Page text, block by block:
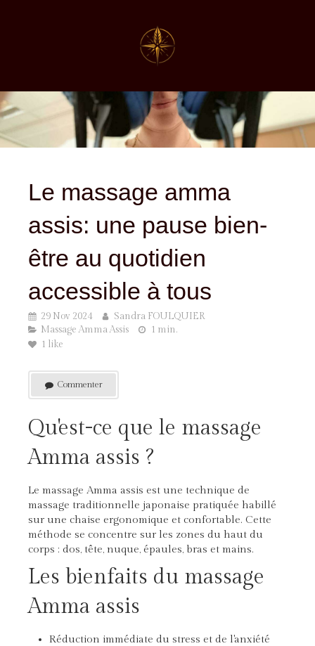
Le massage amma
assis: une pause bien-
être au quotidien
accessible à tous
29 Nov 2024
Sandra FOULQUIER
Massage Amma Assis
1 min.
1 like
Commenter
Qu'est-ce que le massage
Amma assis ?
Le massage Amma assis est une technique de
massage traditionnelle japonaise pratiquée habillé
sur une chaise ergonomique et confortable. Cette
méthode se concentre sur les zones du haut du
corps : dos, tête, nuque, épaules, bras et mains.
Les bienfaits du massage
Amma assis
Réduction immédiate du stress et de l'anxiété